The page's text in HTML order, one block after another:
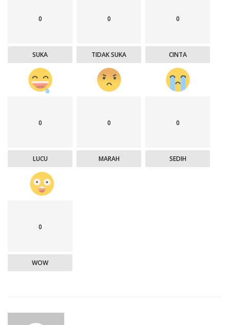
0
SUKA
0
TIDAK SUKA
0
CINTA
0
LUCU
0
MARAH
0
SEDIH
0
WOW